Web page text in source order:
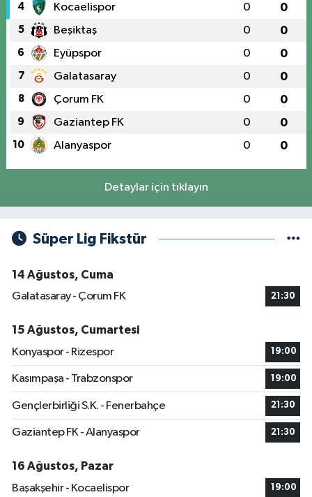
4 Kocaelispor 0 0
5 Beşiktaş 0 0
6 Eyüpspor 0 0
7 Galatasaray 0 0
8 Çorum FK 0 0
9 Gaziantep FK 0 0
10 Alanyaspor 0 0
Detaylar için tıklayın
Süper Lig Fikstür
14 Ağustos, Cuma
Galatasaray - Çorum FK
21:30
15 Ağustos, Cumartesi
Konyaspor - Rizespor
19:00
Kasımpaşa - Trabzonspor 19:00
Gençlerbirliği S.K. - Fenerbahçe 21:30
Gaziantep FK - Alanyaspor 21:30
16 Ağustos, Pazar
Başakşehir - Kocaelispor
19:00